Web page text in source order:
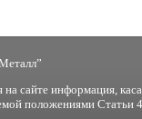
на сайте информация,
положениями Статьи